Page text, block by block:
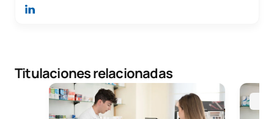
Titulaciones relacionadas
MBA Dirección, gestión estratégica e Innovación
Grado